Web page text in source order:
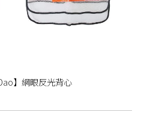
】網眼反光背心